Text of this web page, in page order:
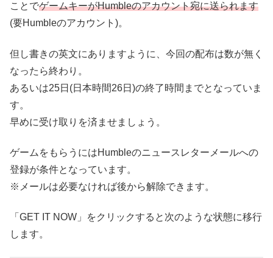
ことでゲームキーがHumbleのアカウント宛に送られます
(要Humbleのアカウント)。
但し書きの英文にありますように、今回の配布は数が無く
なったら終わり。
あるいは25日(日本時間26日)の終了時間までとなっていま
す。
早めに受け取りを済ませましょう。
ゲームをもらうにはHumbleのニュースレターメールへの
登録が条件となっています。
※メールは必要なければ後から解除できます。
「GET IT NOW」をクリックすると次のような状態に移行
します。